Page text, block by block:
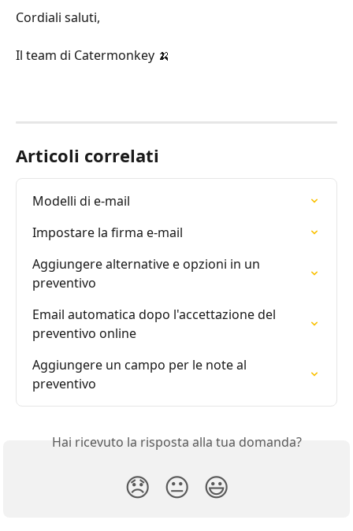
Cordiali saluti,
Il team di Catermonkey 🍌
Articoli correlati
Modelli di e-mail
Impostare la firma e-mail
Aggiungere alternative e opzioni in un
preventivo
Email automatica dopo l'accettazione del
preventivo online
Aggiungere un campo per le note al
preventivo
Hai ricevuto la risposta alla tua domanda?
😞 😐 😃